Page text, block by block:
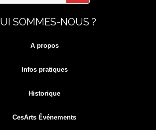
SEARCH
SOMMES-NOUS ?
A propos
Infos pratiques
Historique
CesArts Événements